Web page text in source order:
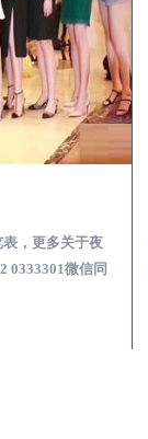
，更多关于夜
0333301微信同